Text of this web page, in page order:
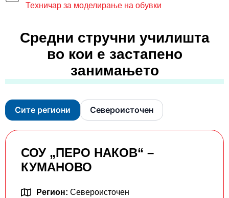
Техничар за моделирање на обувки
Средни стручни училишта
во кои е застапено
занимањето
Сите региони Североисточен
СОУ „ПЕРО НАКОВ“ –
КУМАНОВО
Регион: Североисточен